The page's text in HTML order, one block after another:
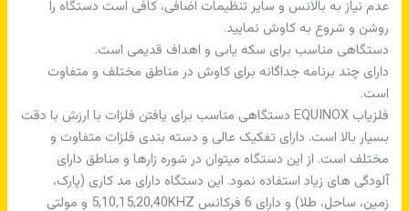
عدم نیاز به بالانس و سایر تنظیمات اضافی، کافی است دستگاه را
روشن و شروع به کاوش نمایید.
دستگاهی مناسب برای سکه یابی و اهداف قدیمی است.
دارای چند برنامه جداگانه برای کاوش در مناطق مختلف و متفاوت
است.
فلزیاب EQUINOX دستگاهی مناسب برای یافتن فلزات با ارزش با دقت
بسیار بالا است. دارای تفکیک عالی و دسته بندی فلزات متفاوت و
مختلف است. از این دستگاه میتوان در شوره زارها و مناطق دارای
آلودگی های زیاد استفاده نمود. این دستگاه دارای مد کاری (پارک،
زمین، ساحل، طلا) و دارای‌ 6 فرکانس 5,10,15,20,40KHZ و مولتی